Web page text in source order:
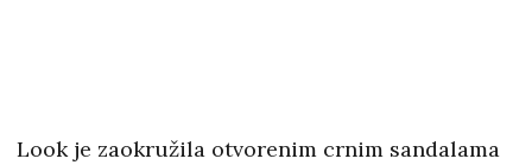
Look je zaokružila otvorenim crnim sandalama